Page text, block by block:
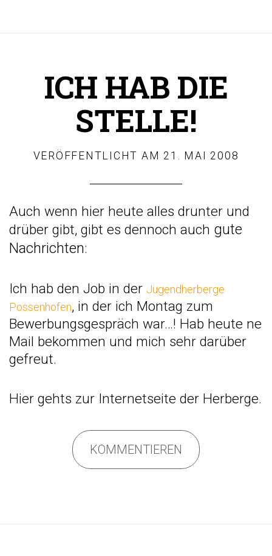
ICH HAB DIE
STELLE!
VERÖFFENTLICHT AM 21. MAI 2008
Auch wenn hier heute alles drunter und
drüber gibt, gibt es dennoch auch gute
Nachrichten:
Ich hab den Job in der Jugendherberge
Possenhofen, in der ich Montag zum
Bewerbungsgespräch war…! Hab heute ne
Mail bekommen und mich sehr darüber
gefreut.
Hier gehts zur Internetseite der Herberge.
KOMMENTIEREN